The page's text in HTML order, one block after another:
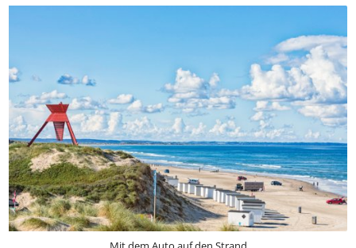
Attraktivität der Hafenstadt bei.